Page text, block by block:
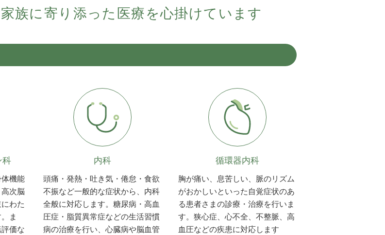
族に寄り添った医療を心掛けています
科
体機能
次脳
わた
ま
価な
内科
頭痛・発熱・吐き気・倦怠・食欲
不振など一般的な症状から、内科
全般に対応します。糖尿病・高血
圧症・脂質異常症などの生活習慣
病の治療を行い、心臓病や脳血管
循環器内科
胸が痛い、息苦しい、脈のリズム
がおかしいといった自覚症状のあ
る患者さまの診療・治療を行いま
す。狭心症、心不全、不整脈、高
血圧などの疾患に対応します